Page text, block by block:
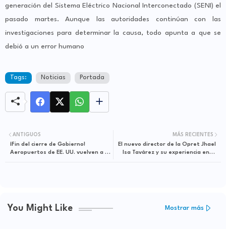
generación del Sistema Eléctrico Nacional Interconectado (SENI) el
pasado martes. Aunque las autoridades continúan con las
investigaciones para determinar la causa, todo apunta a que se
debió a un error humano
Tags: Noticias Portada
MÁS RECIENTES
El nuevo director de la Opret Jhael
Isa Tavárez y su experiencia en el
ANTIGUOS
¡Fin del cierre de Gobierno!
Aeropuertos de EE. UU. vuelven a la
You Might Like Mostrar más